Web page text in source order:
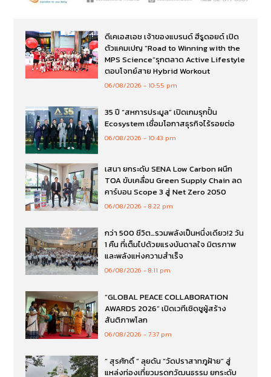
ดีเคเอสเอช เจ้าของแบรนด์ ฮีรูดอยด์ เปิด
ตัวแคมเปญ “Road to Winning with the
MPS Science”รุกตลาด Active Lifestyle
ตอบโจทย์สาย Hybrid Workout
06/08/2026 10:55 pm
35 ปี “สหการประมูล” เปิดเกมรุกปั้น
Ecosystem เชื่อมโอกาสธุรกิจไร้รอยต่อ
06/08/2026 10:43 pm
เสนา ยกระดับ SENA Low Carbon ผนึก
TOA ขับเคลื่อน Green Supply Chain ลด
คาร์บอน Scope 3 สู่ Net Zero 2050
06/08/2026 8:22 pm
กว่า 500 ชีวิต…รวมพลังเป็นหนึ่งเดียว!2 วัน
1 คืน ที่เต็มไปด้วยแรงบันดาลใจ มิตรภาพ
และพลังแห่งความสำเร็จ
06/08/2026 8:11 pm
“GLOBAL PEACE COLLABORATION
AWARDS 2026” เปิดเวทีเชิดชูผู้สร้าง
สันติภาพโลก
06/08/2026 7:37 pm
“ สุรศักดิ์ ” ลุยดัน “วัดปราสาทภูฝ้าย” สู่
แหล่งท่องเที่ยวมรดกวัฒนธรรม ยกระดับ